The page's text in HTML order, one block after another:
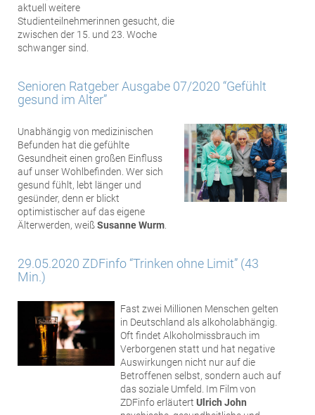
aktuell weitere
Studienteilnehmerinnen gesucht, die
zwischen der 15. und 23. Woche
schwanger sind.
Senioren Ratgeber Ausgabe 07/2020 “Gefühlt
gesund im Alter”
Unabhängig von medizinischen
Befunden hat die gefühlte
Gesundheit einen großen Einfluss
auf unser Wohlbefinden. Wer sich
gesund fühlt, lebt länger und
gesünder, denn er blickt
optimistischer auf das eigene
Älterwerden, weißSusanne Wurm.
29.05.2020 ZDFinfo “Trinken ohne Limit” (43
Min.)
Fast zwei Millionen Menschen gelten
in Deutschland als alkoholabhängig.
Oft findet Alkoholmissbrauch im
Verborgenen statt und hat negative
Auswirkungen nicht nur auf die
Betroffenen selbst, sondern auch auf
das soziale Umfeld. Im Film von
ZDFinfo erläutert Ulrich John